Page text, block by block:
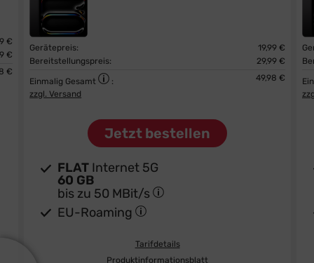
€
€
€
Gerätepreis:
19,99 €
Bereitstellungspreis:
29,99 €
Einmalig Gesamt :
49,98 €
zzgl. Versand
Jetzt bestellen
FLAT Internet 5G
60 GB
bis zu 50 MBit/s
EU-Roaming
Tarifdetails
Produktinformationsblatt